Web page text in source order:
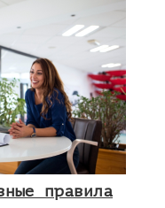
правила